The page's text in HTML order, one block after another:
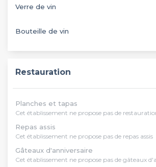
Verre de vin
Bouteille de vin
Restauration
Planches et tapas
Cet établissement ne propose pas de
Repas assis
Cet établissement ne propose pas de repas assis
Gâteaux d'anniversaire
Cet établissement ne propose pas de gâteaux